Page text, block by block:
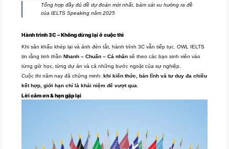
Tổng hợp đầy đủ đề dự đoán mới nhất, bám sát xu hướng ra đề
của IELTS Speaking năm 2025
Hành trình 3C – Không dừng lại ở cuộc thi
Khi sân khấu khép lại và ánh đèn tắt, hành trình 3C vẫn tiếp tục. OWL IELTS
tin rằng tinh thần Nhanh – Chuẩn – Cá nhân sẽ theo các bạn sinh viên vào
từng giờ học, từng dự án và cả những bước ngoặt của sự nghiệp.
Cuộc thi năm nay đã chứng minh: khi kiến thức, bản lĩnh và tư duy đa chiều
kết hợp, giới hạn chỉ là khái niệm để vượt qua.
Lời cảm ơn & hẹn gặp lại